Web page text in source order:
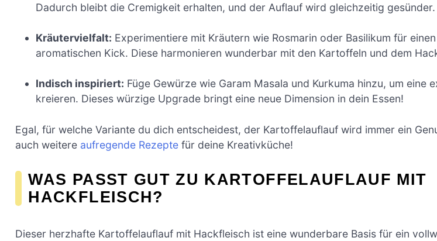
Dadurch bleibt die Cremigkeit erhalten, und der Auflauf wird gleichzeitig gesünder.
Kräutervielfalt: Experimentiere mit Kräutern wie Rosmarin oder Basilikum für
aromatischen Kick. Diese harmonieren wunderbar mit den Kartoffeln und dem
Indisch inspiriert: Füge Gewürze wie Garam Masala und Kurkuma hinzu, um eine
kreieren. Dieses würzige Upgrade bringt eine neue Dimension in dein Essen!
Egal, für welche Variante du dich entscheidest, der Kartoffelauflauf wird immer ein
auch weitere aufregende Rezepte für deine Kreativküche!
WAS PASST GUT ZU KARTOFFELAUFLAUF MIT
HACKFLEISCH?
Dieser herzhafte Kartoffelauflauf mit Hackfleisch ist eine wunderbare Basis für ein